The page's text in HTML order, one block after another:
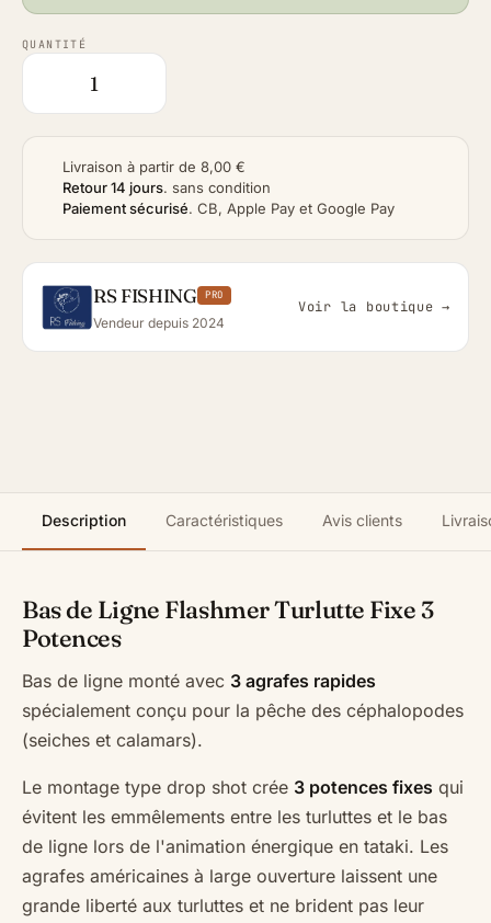
QUANTITÉ
Livraison à partir de 8,00 €
Retour 14 jours. sans condition
Paiement sécurisé. CB, Apple Pay et Google Pay
RS FISHING PRO
Vendeur depuis 2024
Voir la boutique →
Description Caractéristiques Avis clients
Bas de Ligne Flashmer Turlutte Fixe 3
Potences
Bas de ligne monté avec 3 agrafes rapides
spécialement conçu pour la pêche des céphalopodes
(seiches et calamars).
Le montage type drop shot crée 3 potences fixes qui
évitent les emmêlements entre les turluttes et le bas
de ligne lors de l'animation énergique en tataki. Les
agrafes américaines à large ouverture laissent une
grande liberté aux turluttes et ne brident pas leur